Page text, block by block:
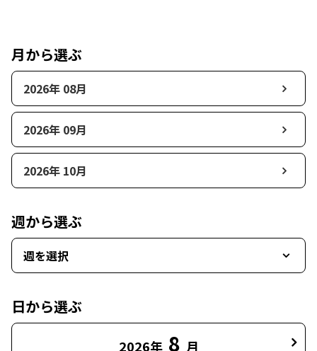
月から選ぶ
2026年 08月
2026年 09月
2026年 10月
週から選ぶ
週を選択
日から選ぶ
2026年 8 月